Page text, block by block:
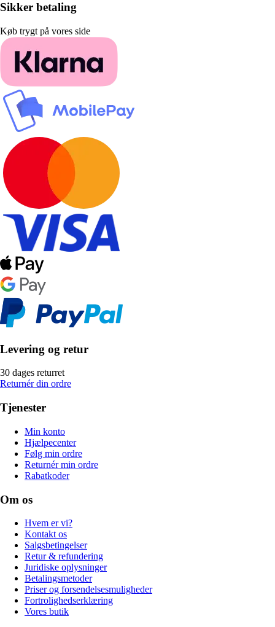
Sikker betaling
Køb trygt på vores side
Levering og retur
30 dages returret
Returnér din ordre
Tjenester
Min konto
Hjælpecenter
Følg min ordre
Returnér min ordre
Rabatkoder
Om os
Hvem er vi?
Kontakt os
Salgsbetingelser
Retur & refundering
Juridiske oplysninger
Betalingsmetoder
Priser og forsendelsesmuligheder
Fortrolighedserklæring
Vores butik